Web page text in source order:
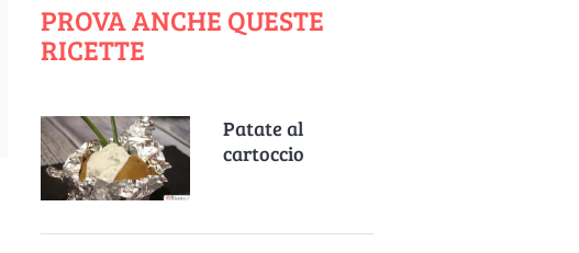
PROVA ANCHE QUESTE
RICETTE
Patate al
cartoccio